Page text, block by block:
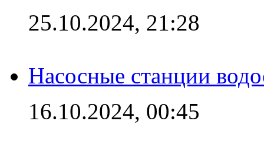
25.10.2024, 21:28
Насосные станции
16.10.2024, 00:45